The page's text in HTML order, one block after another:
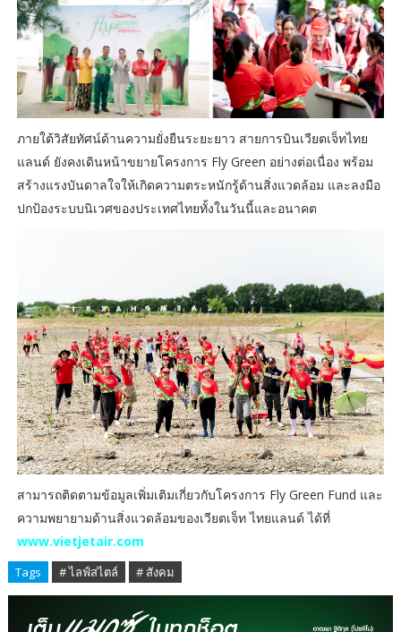
ภายใต้วิสัยทัศน์ด้านความยั่งยืนระยะยาว สายการบินเวียตเจ็ทไทย
แลนด์ ยังคงเดินหน้าขยายโครงการ Fly Green อย่างต่อเนื่อง พร้อม
สร้างแรงบันดาลใจให้เกิดความตระหนักรู้ด้านสิ่งแวดล้อม และลงมือ
ปกป้องระบบนิเวศของประเทศไทยทั้งในวันนี้และอนาคต
สามารถติดตามข้อมูลเพิ่มเติมเกี่ยวกับโครงการ Fly Green Fund และ
ความพยายามด้านสิ่งแวดล้อมของเวียตเจ็ท ไทยแลนด์ ได้ที่
www.vietjetair.com
Tags # ไลฟ์สไตล์ # สังคม